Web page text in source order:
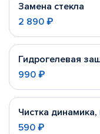
Замена стекла
2 890 ₽
Гидрогелевая
990 ₽
Чистка
590 ₽